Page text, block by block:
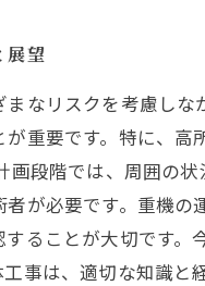
望
なリスクを考慮し
重要です。特に、
段階では、周囲の
が必要です。重機
ることが大切です
事は、適切な知識と